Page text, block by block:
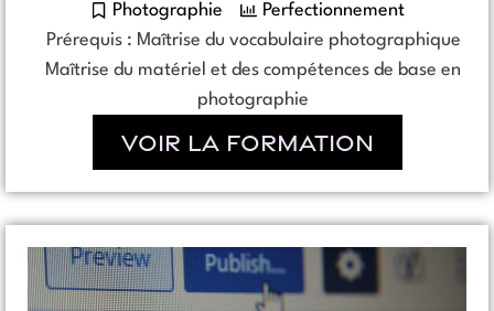
Photographie
Perfectionnement
Prérequis : Maîtrise du vocabulaire photographique
Maîtrise du matériel et des compétences de base en
photographie
Voir la formation